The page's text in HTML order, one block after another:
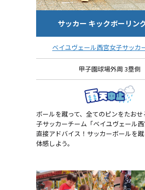
サッカー キックボーリン
ベイユヴェール西宮女子サッカ
甲子園球場外周 3塁側
ボールを蹴って、全てのピンをたお
子サッカーチーム「ベイユヴェール
直接アドバイス！サッカーボールを
体感しよう。